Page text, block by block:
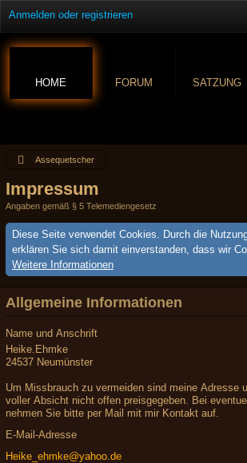
Anmelden oder registrieren
HOME FORUM SATZUNG
Assequetscher
Impressum
Angaben gemäß § 5 Telemediengesetz
Diese Seite verwendet Cookies. Durch die
erklären Sie sich damit einverstanden, dass wir
Weitere Informationen
Allgemeine Informationen
Name und Anschrift
Heike.Ehmke
24537 Neumünster
Um Missbrauch zu vermeiden sind meine Adresse
voller Absicht nicht offen preisgegeben. Bei
nehmen Sie bitte per Mail mit mir Kontakt auf.
E-Mail-Adresse
Heike_ehmke@yahoo.de